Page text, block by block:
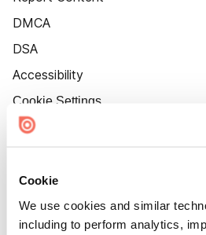
Cookie
We use cookies and similar
including to perform analytics,
DMCA
DSA
Accessibility
Cookie Settings